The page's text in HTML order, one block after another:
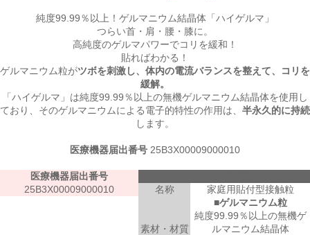
純度99.99％以上！ゲルマニウム結晶体「ハイゲルマ」
つらい首・肩・腰・膝に。
高純度のゲルマパワーでコリを緩和！
貼ればわかる！
ゲルマニウム粒がツボを刺激し、体内の電流バランスを整えて、コリを
緩解。
「ハイゲルマ」は純度99.99％以上の無機ゲルマニウム結晶体を使用 し
ており、そのゲルマニウムによる電子的特性の作用は、 半永久的に持続
します。
医療機器届出番号 25B3X00009000010
医療機器届出番号
25B3X00009000010
名称
家庭用貼付型接触粒
素材・材質
■ゲルマニウム粒
純度99.99％以上の無機ゲ
ルマニウム結晶体